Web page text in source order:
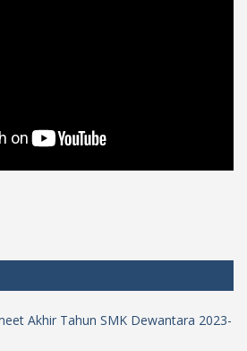
Akhir Tahun SMK Dewantara 2023-